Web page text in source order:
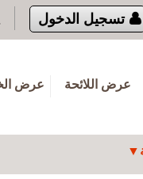
تسجيل الدخول
عرض اللائحة عرض